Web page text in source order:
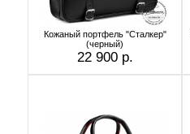
Кожаный портфель "Сталкер"
(черный)
22 900 р.